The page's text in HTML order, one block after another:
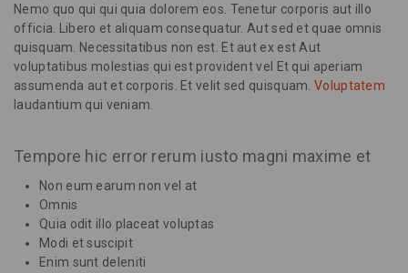
Nemo quo qui qui quia dolorem eos. Tenetur corporis aut illo
officia. Libero et aliquam consequatur. Aut sed et quae omnis
quisquam. Necessitatibus non est. Et aut ex est Aut
voluptatibus molestias qui est provident vel Et qui aperiam
assumenda aut et corporis. Et velit sed quisquam. Voluptatem
laudantium qui veniam.
Tempore hic error rerum iusto magni maxime et
Non eum earum non vel at
Omnis
Quia odit illo placeat voluptas
Modi et suscipit
Enim sunt deleniti